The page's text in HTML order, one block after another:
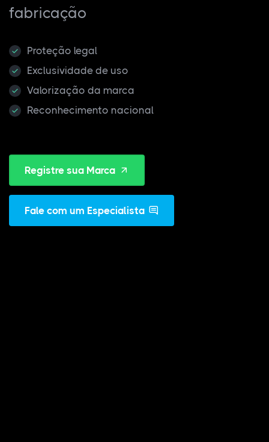
fabricação
Proteção legal
Exclusividade de uso
Valorização da marca
Reconhecimento nacional
Registre sua Marca
Fale com um Especialista